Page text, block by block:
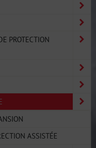
PROTECTION
ASSISTÉE